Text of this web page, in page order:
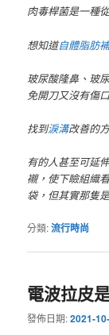
肉毒桿菌是一種
想知道自體脂肪
玻尿酸隆鼻、玻
免開刀又沒有傷
找到淚溝改善的
有的人甚至可延
襯，使下瞼組織
袋，但其實那隻
分類:流行時尚
電波拉皮
發佈日期:2021-